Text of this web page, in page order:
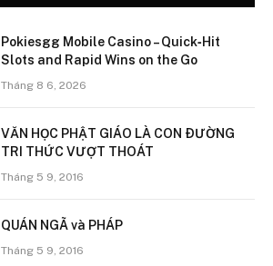
Pokiesgg Mobile Casino – Quick‑Hit
Slots and Rapid Wins on the Go
Tháng 8 6, 2026
VĂN HỌC PHẬT GIÁO LÀ CON ÐƯỜNG
TRI THỨC VƯỢT THOÁT
Tháng 5 9, 2016
QUÁN NGÃ và PHÁP
Tháng 5 9, 2016